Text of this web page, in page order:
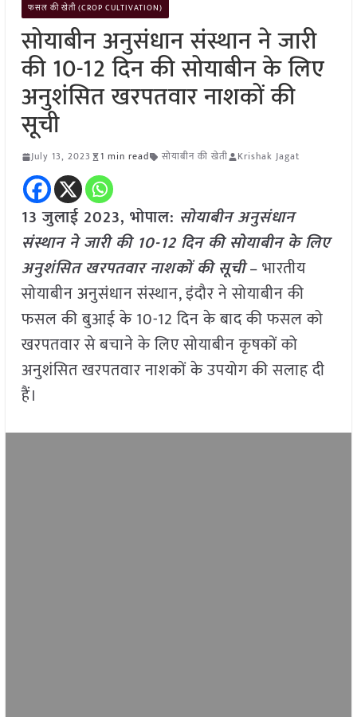
फसल की खेती (CROP CULTIVATION)
सोयाबीन अनुसंधान संस्थान ने जारी
की 10-12 दिन की सोयाबीन के लिए
अनुशंसित खरपतवार नाशकों की
सूची
July 13, 2023 1 min read सोयाबीन की खेती Krishak Jagat
13 जुलाई 2023, भोपाल: सोयाबीन अनुसंधान
संस्थान ने जारी की 10-12 दिन की सोयाबीन के लिए
अनुशंसित खरपतवार नाशकों की सूची– भारतीय
सोयाबीन अनुसंधान संस्थान, इंदौर ने सोयाबीन की
फसल की बुआई के 10-12 दिन के बाद की फसल को
खरपतवार से बचाने के लिए सोयाबीन कृषकों को
अनुशंसित खरपतवार नाशकों के उपयोग की सलाह दी
हैं।